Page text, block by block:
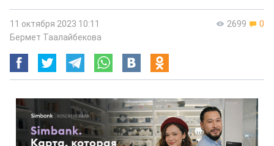
2699 0
11 октября 2023 10:11
Бермет Таалайбекова